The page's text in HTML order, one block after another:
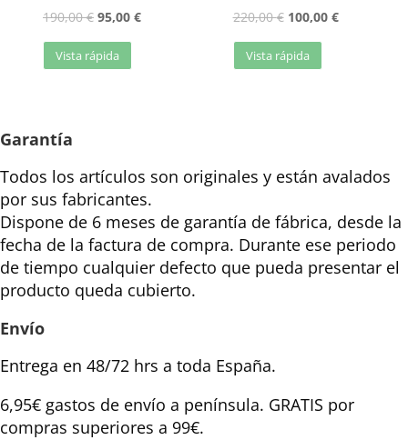
190,00€ 95,00 €
Vista rápida
220,00€ 100,00 €
Vista rápida
Garantía
Todos los artículos son originales y están avalados
por sus fabricantes.
Dispone de 6 meses de garantía de fábrica, desde la
fecha de la factura de compra. Durante ese periodo
de tiempo cualquier defecto que pueda presentar el
producto queda cubierto.
Envío
Entrega en 48/72 hrs a toda España.
6,95€ gastos de envío a península. GRATIS por
compras superiores a 99€.